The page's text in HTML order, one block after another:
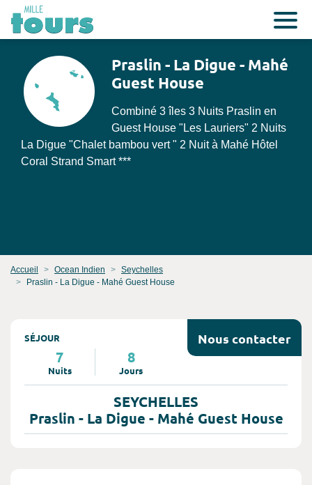
Praslin - La Digue - Mahé
Guest House
Combiné 3 îles 3 Nuits Praslin en
Guest House "Les Lauriers" 2 Nuits
La Digue "Chalet bambou vert " 2 Nuit à Mahé Hôtel
Coral Strand Smart ***
Accueil Ocean Indien
Seychelles
Praslin - La Digue - Mahé Guest House
SÉJOUR
7
Nuits
8
Jours
Nous contacter
SEYCHELLES
Praslin - La Digue - Mahé Guest House